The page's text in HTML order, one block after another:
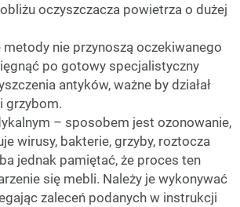
oczyszczacza powietrza o dużej
nie przynoszą oczekiwanego
po gotowy specjalistyczny
antyków, ważne by działał
grzybom.
– sposobem jest ozonowanie,
wirusy, bakterie, grzyby, roztocza
jednak pamiętać, że proces ten
się mebli. Należy je wykonywać
zaleceń podanych w instrukcji